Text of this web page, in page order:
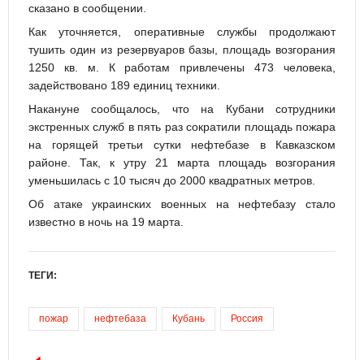
сказано в сообщении.
Как уточняется, оперативные службы продолжают
тушить один из резервуаров базы, площадь возгорания
1250 кв. м. К работам привлечены 473 человека,
задействовано 189 единиц техники.
Накануне сообщалось, что на Кубани сотрудники
экстренных служб в пять раз сократили площадь пожара
на горящей третьи сутки нефтебазе в Кавказском
районе. Так, к утру 21 марта площадь возгорания
уменьшилась с 10 тысяч до 2000 квадратных метров.
Об атаке украинских военных на нефтебазу стало
известно в ночь на 19 марта.
ТЕГИ:
пожар нефтебаза Кубань Россия